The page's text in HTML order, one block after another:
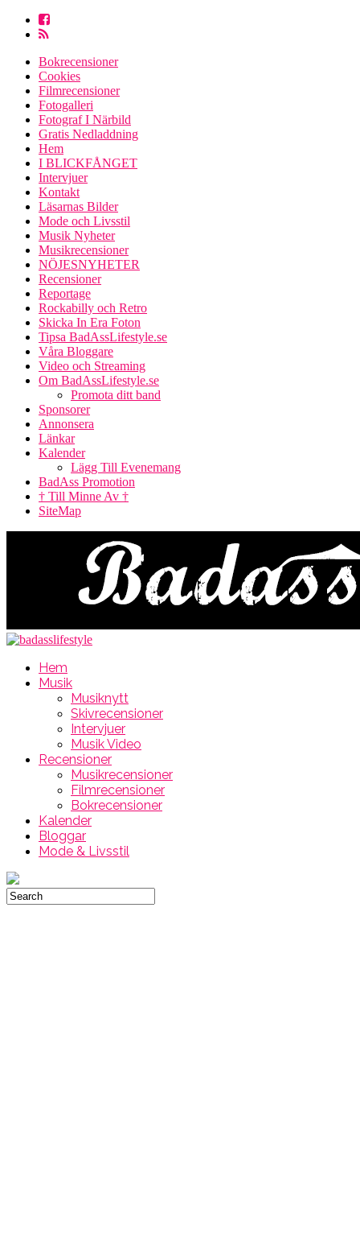
Bokrecensioner
Cookies
Filmrecensioner
Fotogalleri
Fotograf I Närbild
Gratis Nedladdning
Hem
I BLICKFÅNGET
Intervjuer
Kontakt
Läsarnas Bilder
Mode och Livsstil
Musik Nyheter
Musikrecensioner
NÖJESNYHETER
Recensioner
Reportage
Rockabilly och Retro
Skicka In Era Foton
Tipsa BadAssLifestyle.se
Våra Bloggare
Video och Streaming
Om BadAssLifestyle.se
Promota ditt band
Sponsorer
Annonsera
Länkar
Kalender
Lägg Till Evenemang
BadAss Promotion
† Till Minne Av †
SiteMap
Hem
Musik
Musiknytt
Skivrecensioner
Intervjuer
Musik Video
Recensioner
Musikrecensioner
Filmrecensioner
Bokrecensioner
Kalender
Bloggar
Mode & Livsstil